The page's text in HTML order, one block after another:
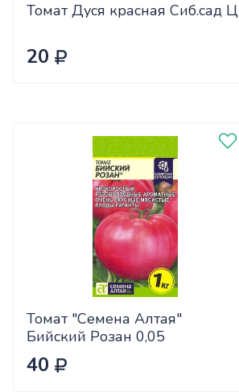
Томат Дуся красная Сиб.сад Ц
20
Томат "Семена Алтая"
Бийский Розан 0,05
40